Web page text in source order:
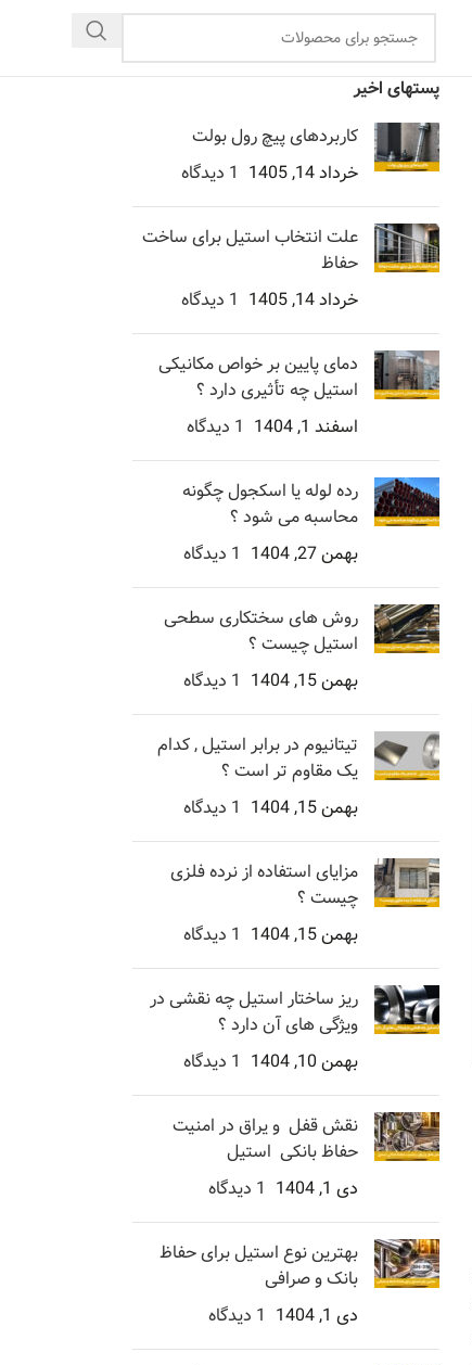
پستهای اخیر
کاربردهای پیچ رول بولت
خرداد 14, 1405
1 دیدگاه
علت انتخاب استیل برای ساخت
حفاظ
خرداد 14, 1405
1 دیدگاه
دمای پایین بر خواص مکانیکی
استیل چه تأثیری دارد ؟
اسفند 1, 1404
1 دیدگاه
رده لوله یا اسکجول چگونه
محاسبه می شود ؟
بهمن 27, 1404
1 دیدگاه
روش های سختکاری سطحی
استیل چیست ؟
بهمن 15, 1404
1 دیدگاه
تیتانیوم در برابر استیل , کدام
یک مقاوم تر است ؟
بهمن 15, 1404
1 دیدگاه
مزایای استفاده از نرده فلزی
چیست ؟
بهمن 15, 1404
1 دیدگاه
ریز ساختار استیل چه نقشی در
ویژگی های آن دارد ؟
بهمن 10, 1404
1 دیدگاه
نقش قفل و یراق در امنیت
حفاظ بانکی استیل
دی 1, 1404
1 دیدگاه
بهترین نوع استیل برای حفاظ
بانک و صرافی
دی 1, 1404
1 دیدگاه